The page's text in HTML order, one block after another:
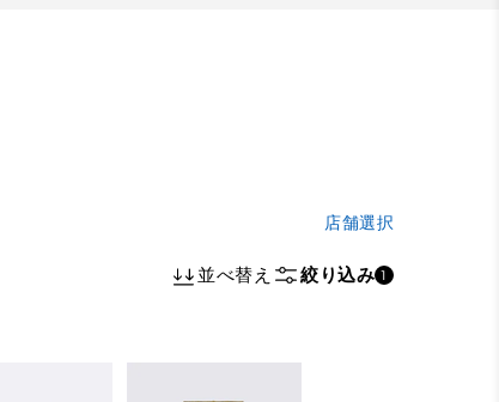
店舗選択
並べ替え 絞り込み 1